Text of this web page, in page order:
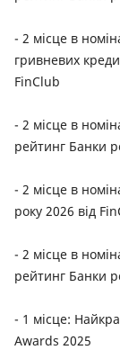
- 2 місце в
гривневих
FinClub
- 2 місце в
рейтинг Банки
- 2 місце в
року 2026 від
- 2 місце в
рейтинг Банки
- 1 місце:
Awards 2025